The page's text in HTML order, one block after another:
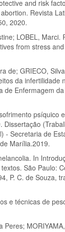
and risk
Revista
2020.
LOBEL, Marci.
from stress
de; GRIECO,
da infertilidade
de Enfermagem
psíquico
Dissertação
- Secretaria de
Marília.2019.
In
São Paulo:
P. C. de Souza,
e técnicas de
Peres;